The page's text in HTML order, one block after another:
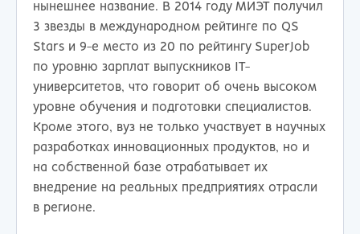
нынешнее название. В 2014 году МИЭТ получил
3 звезды в международном рейтинге по QS
Stars и 9-е место из 20 по рейтингу SuperJob
по уровню зарплат выпускников IT-
университетов, что говорит об очень высоком
уровне обучения и подготовки специалистов.
Кроме этого, вуз не только участвует в научных
разработках инновационных продуктов, но и
на собственной базе отрабатывает их
внедрение на реальных предприятиях отрасли
в регионе.